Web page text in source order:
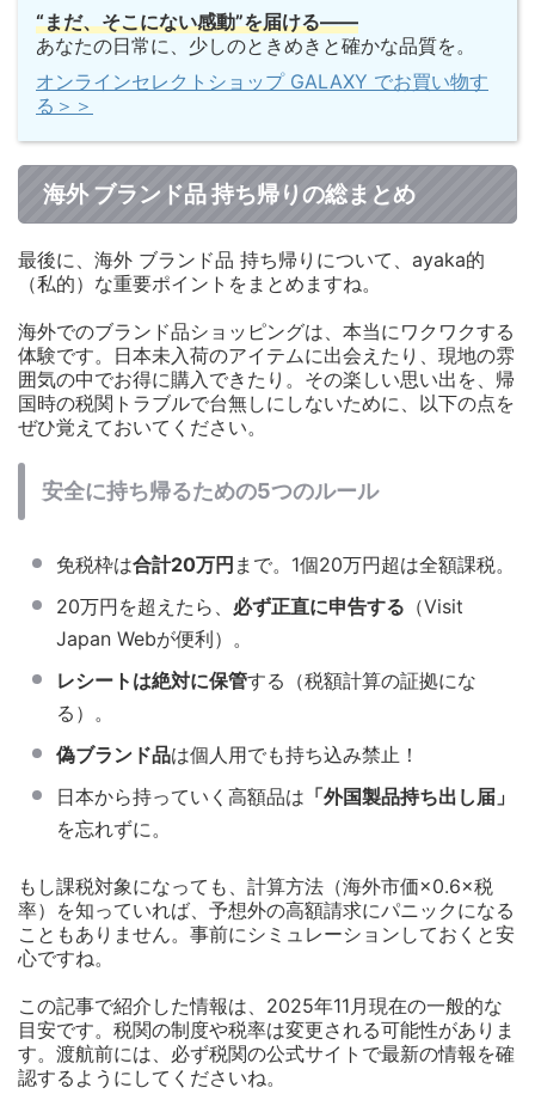
“まだ、そこにない感動”を届ける——
あなたの日常に、少しのときめきと確かな品質を。
オンラインセレクトショップ GALAXY でお買い物す
る＞＞
海外 ブランド品 持ち帰りの総まとめ
最後に、海外 ブランド品 持ち帰りについて、ayaka的
（私的）な重要ポイントをまとめますね。
海外でのブランド品ショッピングは、本当にワクワクする
体験です。日本未入荷のアイテムに出会えたり、現地の雰
囲気の中でお得に購入できたり。その楽しい思い出を、帰
国時の税関トラブルで台無しにしないために、以下の点を
ぜひ覚えておいてください。
安全に持ち帰るための5つのルール
免税枠は合計20万円 まで。1個20万円超は全額課税。
20万円を超えたら、 必ず正直に申告する （Visit
Japan Webが便利）。
レシートは絶対に保管する（税額計算の証拠にな
る）。
偽ブランド品は個人用でも持ち込み禁止！
日本から持っていく高額品は 「外国製品持ち出し届」
を忘れずに。
もし課税対象になっても、計算方法（海外市価×0.6×税
率）を知っていれば、予想外の高額請求にパニックになる
こともありません。事前にシミュレーションしておくと安
心ですね。
この記事で紹介した情報は、2025年11月現在の一般的な
目安です。税関の制度や税率は変更される可能性がありま
す。渡航前には、必ず税関の公式サイトで最新の情報を確
認するようにしてくださいね。